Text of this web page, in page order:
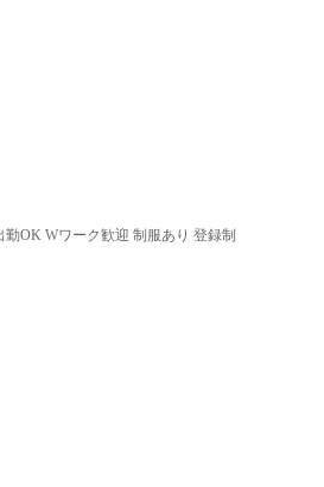
OK Wワーク歓迎 制服あり 登録制